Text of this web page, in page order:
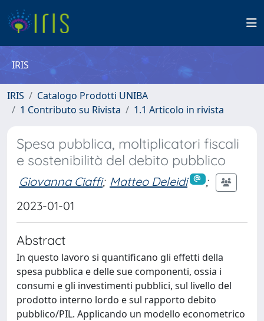
IRIS
IRIS
Catalogo Prodotti UNIBA
1 Contributo su Rivista
1.1 Articolo in rivista
Spesa pubblica, moltiplicatori fiscali
e sostenibilità del debito pubblico
Giovanna Ciaffi; Matteo Deleidi
;
2023-01-01
Abstract
In questo lavoro si quantificano gli effetti della
spesa pubblica e delle sue componenti, ossia i
consumi e gli investimenti pubblici, sul livello del
prodotto interno lordo e sul rapporto debito
pubblico/PIL. Applicando un modello econometrico